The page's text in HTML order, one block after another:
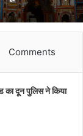
Comments
का दून पुलिस ने किया